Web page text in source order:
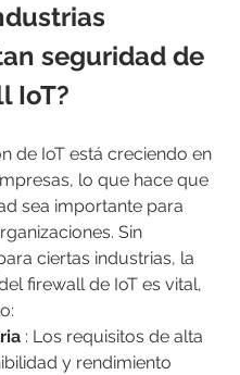
seguridad de
IoT?
de IoT está creciendo en
lo que hace que
sea importante para
Sin
ciertas industrias, la
firewall de IoT es vital,
: Los requisitos de alta
y rendimiento